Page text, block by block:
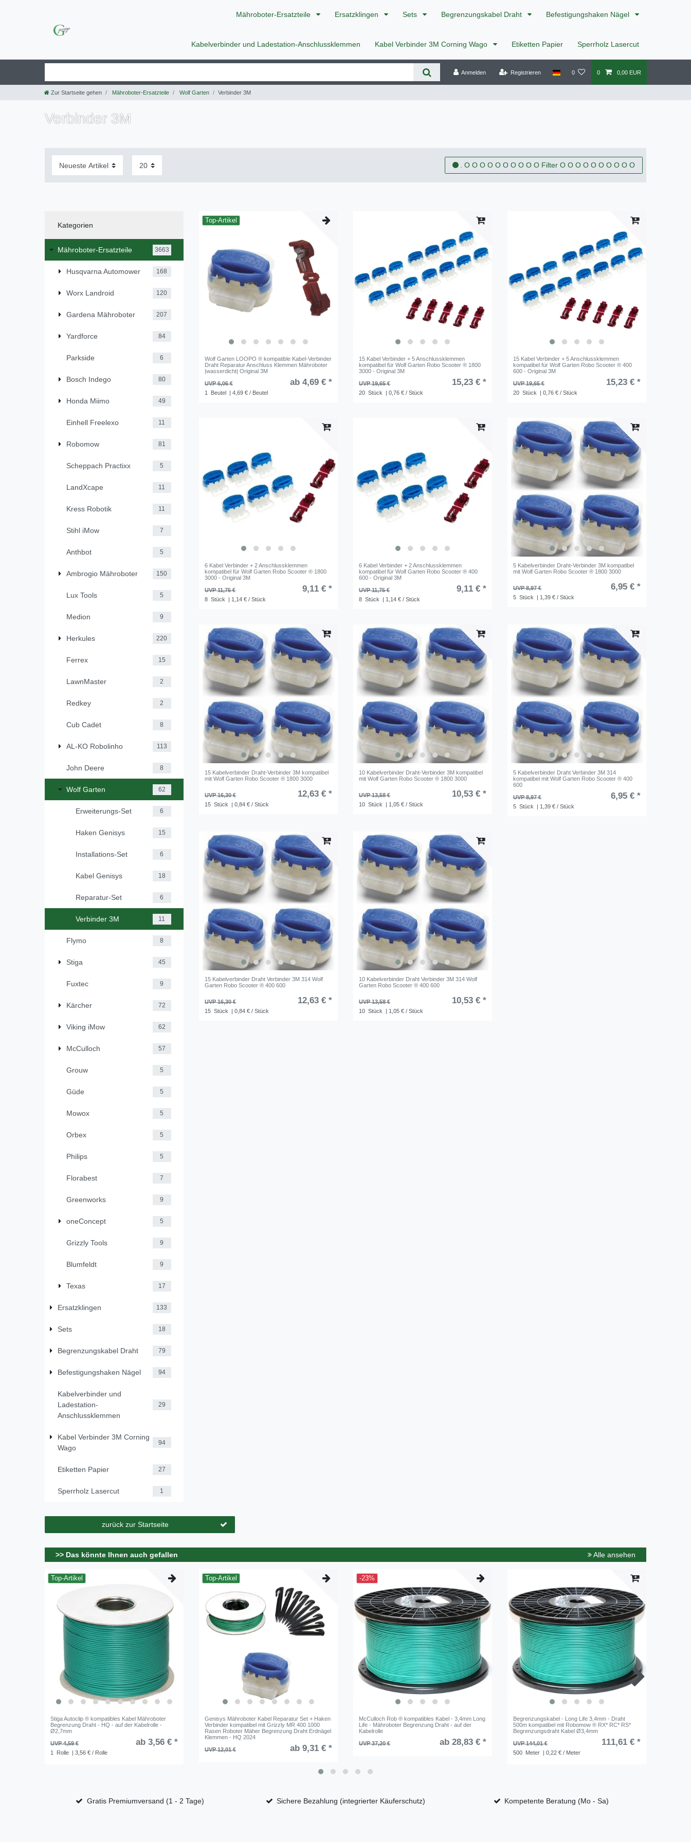
Mähroboter-Ersatzteile Ersatzklingen Sets Begrenzungskabel Draht Befestigungshaken Nägel
Kabelverbinder und Ladestation-Anschlussklemmen Kabel Verbinder 3M Corning Wago Etiketten Papier Sperrholz Lasercut
Anmelden Registrieren 0 0 0,00 EUR
Zur Startseite gehen Mähroboter-Ersatzteile Wolf Garten Verbinder 3M
Verbinder 3M
. O O O O O O O O O O Filter O O O O O O O O O O
Kategorien
Mähroboter-Ersatzteile 3663
Husqvarna Automower 168
Worx Landroid 120
Gardena Mähroboter 207
Yardforce 84
Parkside 6
Bosch Indego 80
Honda Miimo 49
Einhell Freelexo 11
Robomow 81
Scheppach Practixx 5
LandXcape 11
Kress Robotik 11
Stihl iMow 7
Anthbot 5
Ambrogio Mähroboter 150
Lux Tools 5
Medion 9
Herkules 220
Ferrex 15
LawnMaster 2
Redkey 2
Cub Cadet 8
AL-KO Robolinho 113
John Deere 8
Wolf Garten 62
Erweiterungs-Set 6
Haken Genisys 15
Installations-Set 6
Kabel Genisys 18
Reparatur-Set 6
Verbinder 3M 11
Flymo 8
Stiga 45
Fuxtec 9
Kärcher 72
Viking iMow 62
McCulloch 57
Grouw 5
Güde 5
Mowox 5
Orbex 5
Philips 5
Florabest 7
Greenworks 9
oneConcept 5
Grizzly Tools 9
Blumfeldt 9
Texas 17
Ersatzklingen 133
Sets 18
Begrenzungskabel Draht 79
Befestigungshaken Nägel 94
Kabelverbinder und
Ladestation-
Anschlussklemmen
29
Kabel Verbinder 3M Corning
Wago
94
Etiketten Papier 27
Sperrholz Lasercut 1
Top-Artikel
Wolf Garten LOOPO ® kompatible Kabel-Verbinder
Draht Reparatur Anschluss Klemmen Mähroboter
|wasserdicht| Original 3M
UVP 6,06 €
ab 4,69 € *
1 Beutel | 4,69 € / Beutel
15 Kabel Verbinder + 5 Anschlussklemmen
kompatibel für Wolf Garten Robo Scooter ® 1800
3000 - Original 3M
UVP 19,65 €
15,23 € *
20 Stück | 0,76 € / Stück
15 Kabel Verbinder + 5 Anschlussklemmen
kompatibel für Wolf Garten Robo Scooter ® 400
600 - Original 3M
UVP 19,65 €
15,23 € *
20 Stück | 0,76 € / Stück
6 Kabel Verbinder + 2 Anschlussklemmen
kompatibel für Wolf Garten Robo Scooter ® 1800
3000 - Original 3M
UVP 11,75 €
9,11 € *
8 Stück | 1,14 € / Stück
6 Kabel Verbinder + 2 Anschlussklemmen
kompatibel für Wolf Garten Robo Scooter ® 400
600 - Original 3M
UVP 11,75 €
9,11 € *
8 Stück | 1,14 € / Stück
5 Kabelverbinder Draht-Verbinder 3M kompatibel
mit Wolf Garten Robo Scooter ® 1800 3000
UVP 8,97 € 6,95 € *
5 Stück | 1,39 € / Stück
15 Kabelverbinder Draht-Verbinder 3M kompatibel
mit Wolf Garten Robo Scooter ® 1800 3000
UVP 16,30 € 12,63 € *
15 Stück | 0,84 € / Stück
10 Kabelverbinder Draht-Verbinder 3M kompatibel
mit Wolf Garten Robo Scooter ® 1800 3000
UVP 13,58 € 10,53 € *
10 Stück | 1,05 € / Stück
5 Kabelverbinder Draht Verbinder 3M 314
kompatibel mit Wolf Garten Robo Scooter ® 400
600
UVP 8,97 €
6,95 € *
5 Stück | 1,39 € / Stück
15 Kabelverbinder Draht Verbinder 3M 314 Wolf
Garten Robo Scooter ® 400 600
UVP 16,30 € 12,63 € *
15 Stück | 0,84 € / Stück
10 Kabelverbinder Draht Verbinder 3M 314 Wolf
Garten Robo Scooter ® 400 600
UVP 13,58 € 10,53 € *
10 Stück | 1,05 € / Stück
zurück zur Startseite
>> Das könnte Ihnen auch gefallen Alle ansehen
Top-Artikel
Stiga Autoclip ® kompatibles Kabel Mähroboter
Begrenzung Draht - HQ - auf der Kabelrolle -
Ø2,7mm
UVP 4,59 €
ab 3,56 € *
1 Rolle | 3,56 € / Rolle
Top-Artikel
Genisys Mähroboter Kabel Reparatur Set + Haken
Verbinder kompatibel mit Grizzly MR 400 1000
Rasen Roboter Mäher Begrenzung Draht Erdnägel
Klemmen - HQ 2024
UVP 12,01 €
ab 9,31 € *
-23%
McCulloch Rob ® kompatibles Kabel - 3,4mm Long
Life - Mähroboter Begrenzung Draht - auf der
Kabelrolle
UVP 37,20 €
ab 28,83 € *
Begrenzungskabel - Long Life 3,4mm - Draht
500m kompatibel mit Robomow ® RX* RC* RS*
Begrenzungsdraht Kabel Ø3,4mm
UVP 144,01 €
111,61 € *
500 Meter | 0,22 € / Meter
Gratis Premiumversand (1 - 2 Tage) Sichere Bezahlung (integrierter Käuferschutz) Kompetente Beratung (Mo - Sa)